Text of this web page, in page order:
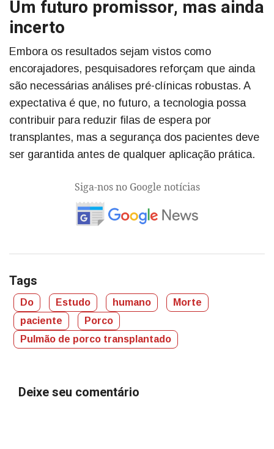
Um futuro promissor, mas ainda
incerto
Embora os resultados sejam vistos como
encorajadores, pesquisadores reforçam que ainda
são necessárias análises pré-clínicas robustas. A
expectativa é que, no futuro, a tecnologia possa
contribuir para reduzir filas de espera por
transplantes, mas a segurança dos pacientes deve
ser garantida antes de qualquer aplicação prática.
Siga-nos no Google notícias
Tags
Do Estudo humano
Morte
paciente
Porco
Pulmão de porco transplantado
Deixe seu comentário